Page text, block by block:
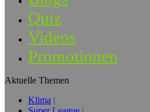
Quiz
Videos
Promotionen
Aktuelle Themen
Klima